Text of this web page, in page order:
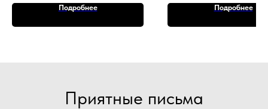
Подробнее Подробнее
Приятные письма